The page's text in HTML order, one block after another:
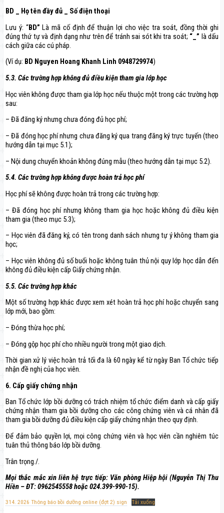
BD _ Họ tên đầy đủ _ Số điện thoại
Lưu ý: “BD” Là mã cố định để thuận lợi cho việc tra soát, đồng thời ghi
đúng thứ tự và định dạng như trên để tránh sai sót khi tra soát; “_” là dấu
cách giữa các cú pháp.
(Ví dụ: BD Nguyen Hoang Khanh Linh 0948729974)
5.3. Các trường hợp không đủ điều kiện tham gia lớp học
Học viên không được tham gia lớp học nếu thuộc một trong các trường hợp
sau:
– Đã đăng ký nhưng chưa đóng đủ học phí;
– Đã đóng học phí nhưng chưa đăng ký qua trang đăng ký trực tuyến (theo
hướng dẫn tại mục 5.1);
– Nội dung chuyển khoản không đúng mẫu (theo hướng dẫn tại mục 5.2).
5.4. Các trường hợp không được hoàn trả học phí
Học phí sẽ không được hoàn trả trong các trường hợp:
– Đã đóng học phí nhưng không tham gia học hoặc không đủ điều kiện
tham gia (theo mục 5.3);
– Học viên đã đăng ký, có tên trong danh sách nhưng tự ý không tham gia
học;
– Học viên không đủ số buổi hoặc không tuân thủ nội quy lớp học dẫn đến
không đủ điều kiện cấp Giấy chứng nhận.
5.5. Các trường hợp khác
Một số trường hợp khác được xem xét hoàn trả học phí hoặc chuyển sang
lớp mới, bao gồm:
– Đóng thừa học phí;
– Đóng gộp học phí cho nhiều người trong một giao dịch.
Thời gian xử lý việc hoàn trả tối đa là 60 ngày kể từ ngày Ban Tổ chức tiếp
nhận đề nghị của học viên.
6. Cấp giấy chứng nhận
Ban Tổ chức lớp bồi dưỡng có trách nhiệm tổ chức điểm danh và cấp giấy
chứng nhận tham gia bồi dưỡng cho các công chứng viên và cá nhân đã
tham gia bồi dưỡng đủ điều kiện cấp giấy chứng nhận theo quy định.
Để đảm bảo quyền lợi, mọi công chứng viên và học viên cần nghiêm túc
tuân thủ thông báo lớp bồi dưỡng.
Trân trọng./.
Mọi thắc mắc xin liên hệ trực tiếp: Văn phòng Hiệp hội (Nguyễn Thị Thu
Hiền – ĐT: 0962545558 hoặc 024.399-990-15).
314. 2026 Thông báo bồi dưỡng online (đợt 2) sign Tải xuống